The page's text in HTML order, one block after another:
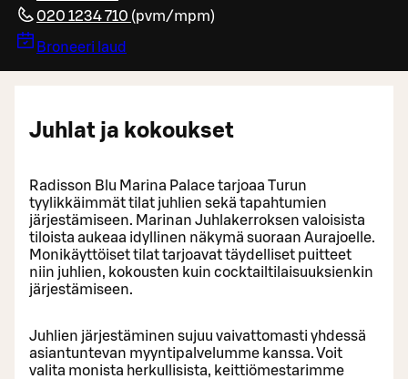
020 1234 710 (pvm/mpm)
Broneeri laud
Juhlat ja kokoukset
Radisson Blu Marina Palace tarjoaa Turun
tyylikkäimmät tilat juhlien sekä tapahtumien
järjestämiseen. Marinan Juhlakerroksen valoisista
tiloista aukeaa idyllinen näkymä suoraan Aurajoelle.
Monikäyttöiset tilat tarjoavat täydelliset puitteet
niin juhlien, kokousten kuin cocktailtilaisuuksienkin
järjestämiseen.
Juhlien järjestäminen sujuu vaivattomasti yhdessä
asiantuntevan myyntipalvelumme kanssa. Voit
valita monista herkullisista, keittiömestarimme